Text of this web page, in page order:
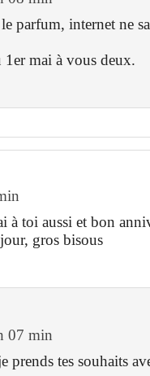
parfum, internet ne
mai à vous deux.
à toi aussi et bon
gros bisous
07 min
prends tes souhaits